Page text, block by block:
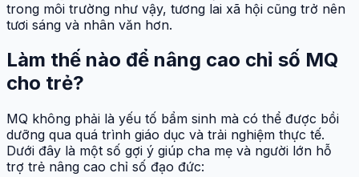
trong môi trường như vậy, tương lai xã hội cũng trở nên
tươi sáng và nhân văn hơn.
Làm thế nào để nâng cao chỉ số MQ
cho trẻ?
MQ không phải là yếu tố bẩm sinh mà có thể được bồi
dưỡng qua quá trình giáo dục và trải nghiệm thực tế.
Dưới đây là một số gợi ý giúp cha mẹ và người lớn hỗ
trợ trẻ nâng cao chỉ số đạo đức: